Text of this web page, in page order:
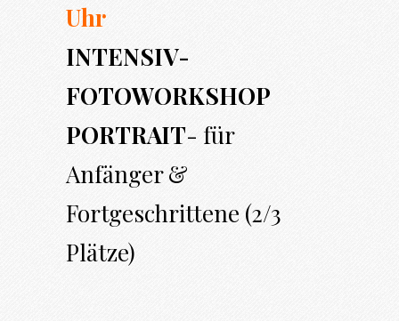
Uhr
INTENSIV-
FOTOWORKSHOP
PORTRAIT- für
Anfänger &
Fortgeschrittene (2/3
Plätze)